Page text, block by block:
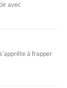
avec
à frapper